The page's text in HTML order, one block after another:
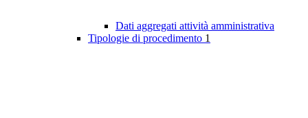
Dati aggregati attività amministrativa
Tipologie di procedimento 1